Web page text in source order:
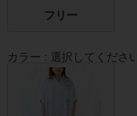
フリー
カラー 選択してくださ